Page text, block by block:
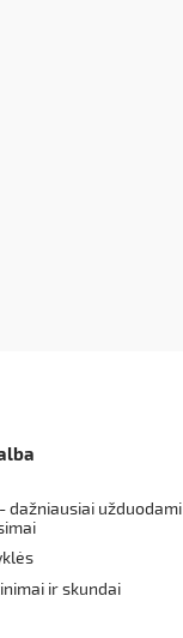
- dažniausiai užduodami
ir skundai